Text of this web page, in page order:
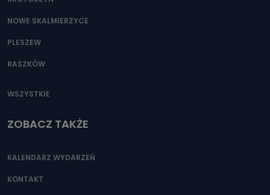
NOWE SKALMIERZYCE
PLESZEW
RASZKÓW
WSZYSTKIE
ZOBACZ TAKŻE
KALENDARZ WYDARZEŃ
KONTAKT